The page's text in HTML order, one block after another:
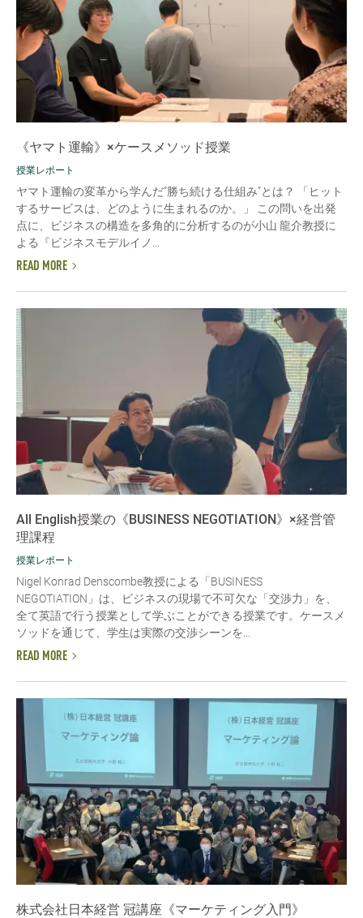
《ヤマト運輸》×ケースメソッド授業
授業レポート
ヤマト運輸の変革から学んだ“勝ち続ける仕組み”とは？ 「ヒット
するサービスは、どのように生まれるのか。」 この問いを出発
点に、ビジネスの構造を多角的に分析するのが小山 龍介教授に
よる『ビジネスモデルイノ...
READ MORE
All English授業の《BUSINESS NEGOTIATION》×経営管
理課程
授業レポート
Nigel Konrad Denscombe教授による「BUSINESS
NEGOTIATION」は、ビジネスの現場で不可欠な「交渉力」を、
全て英語で行う授業として学ぶことができる授業です。ケースメ
ソッドを通じて、学生は実際の交渉シーンを...
READ MORE
株式会社日本経営 冠講座《マーケティング入門》